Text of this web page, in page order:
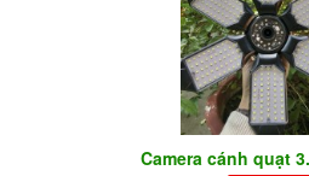
Camera cánh quạt